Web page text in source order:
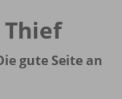
gute Seite an